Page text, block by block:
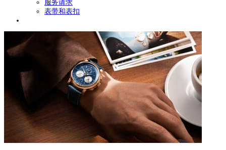
服务请求
表带和表扣